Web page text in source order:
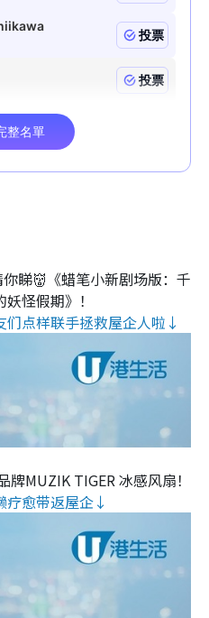
你睇👹《蜡笔小新剧场版：千
怪假期》！
点样联手拯救屋企人啦↓
牌MUZIK TIGER 冰感风扇！
疗愈带返屋企↓